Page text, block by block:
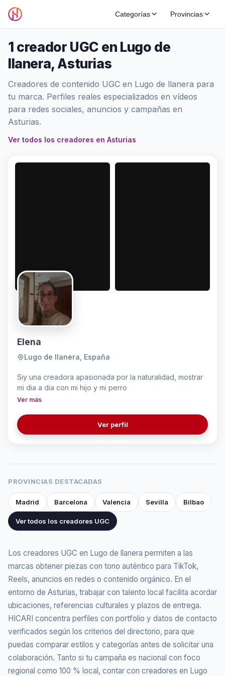
Categorías Provincias
1 creador UGC en Lugo de
llanera, Asturias
Creadores de contenido UGC en Lugo de llanera para
tu marca. Perfiles reales especializados en vídeos
para redes sociales, anuncios y campañas en
Asturias.
Ver todos los creadores en Asturias
Elena
Lugo de llanera, España
Siy una creadora apasionada por la naturalidad, mostrar
mi dia a dia con mi hijo y mi perro
Ver más
Ver perfil
PROVINCIAS DESTACADAS
Madrid Barcelona Valencia Sevilla Bilbao
Ver todos los creadores UGC
Los creadores UGC en Lugo de llanera permiten a las
marcas obtener piezas con tono auténtico para TikTok,
Reels, anuncios en redes o contenido orgánico. En el
entorno de Asturias, trabajar con talento local facilita acordar
ubicaciones, referencias culturales y plazos de entrega.
HICARI concentra perfiles con portfolio y datos de contacto
verificados según los criterios del directorio, para que
puedas comparar estilos y categorías antes de solicitar una
colaboración. Tanto si tu campaña es nacional con foco
regional como 100 % local, contar con creadores en Lugo